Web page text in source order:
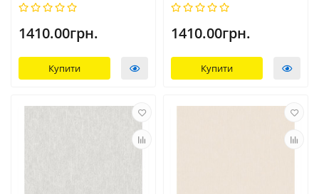
1410.00грн.
Купити
1410.00грн.
Купити